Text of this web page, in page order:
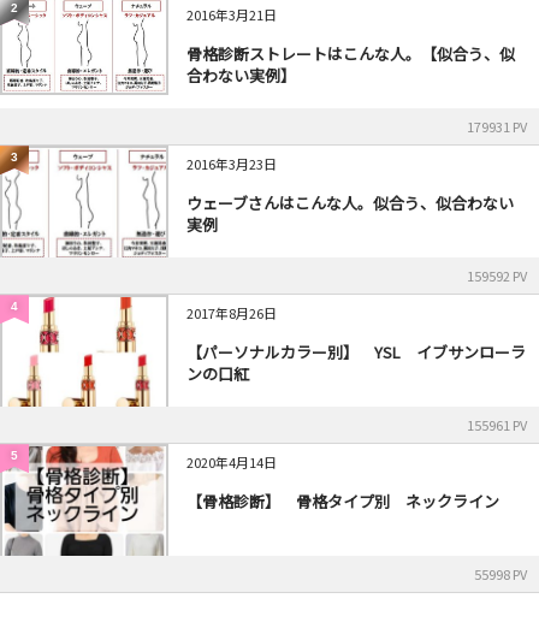
2 2016年3月21日
骨格診断ストレートはこんな人。【似合う、似
合わない実例】
179931 PV
3 2016年3月23日
ウェーブさんはこんな人。似合う、似合わない
実例
159592 PV
4 2017年8月26日
【パーソナルカラー別】 YSL イブサンローラ
ンの口紅
155961 PV
5 2020年4月14日
【骨格診断】 骨格タイプ別 ネックライン
55998 PV